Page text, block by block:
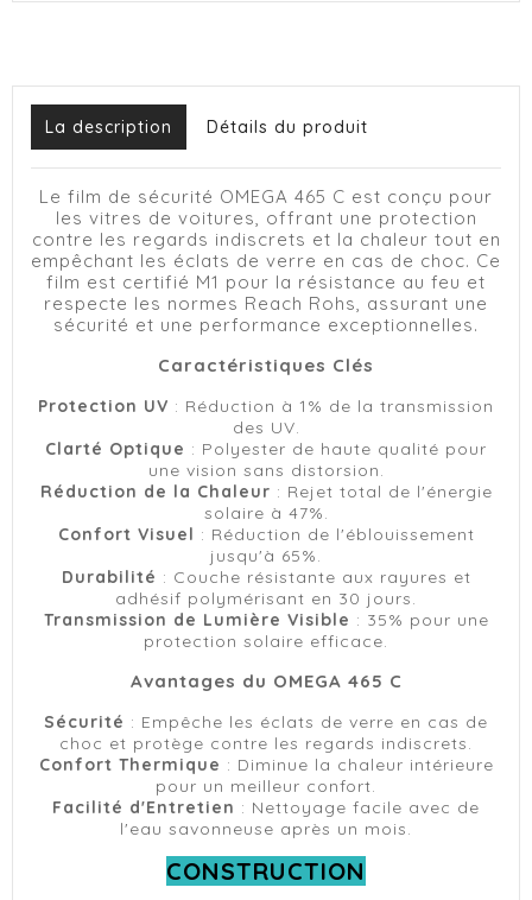
La description Détails du produit
Le film de sécurité OMEGA 465 C est conçu pour
les vitres de voitures, offrant une protection
contre les regards indiscrets et la chaleur tout en
empêchant les éclats de verre en cas de choc. Ce
film est certifié M1 pour la résistance au feu et
respecte les normes Reach Rohs, assurant une
sécurité et une performance exceptionnelles.
Caractéristiques Clés
Protection UV : Réduction à 1% de la transmission
des UV.
Clarté Optique : Polyester de haute qualité pour
une vision sans distorsion.
Réduction de la Chaleur : Rejet total de l'énergie
solaire à 47%.
Confort Visuel : Réduction de l'éblouissement
jusqu'à 65%.
Durabilité : Couche résistante aux rayures et
adhésif polymérisant en 30 jours.
Transmission de Lumière Visible : 35% pour une
protection solaire efficace.
Avantages du OMEGA 465 C
Sécurité : Empêche les éclats de verre en cas de
choc et protège contre les regards indiscrets.
Confort Thermique : Diminue la chaleur intérieure
pour un meilleur confort.
Facilité d'Entretien : Nettoyage facile avec de
l'eau savonneuse après un mois.
CONSTRUCTION